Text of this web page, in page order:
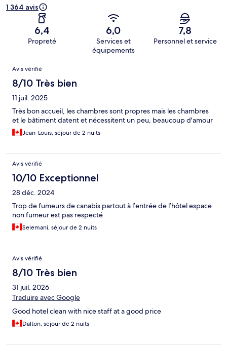
1 364 avis
6,4
Propreté
6,0
Services et
équipements
7,8
Personnel et service
Avis
Avis vérifié
8/10 Très bien
11 juil. 2025
Très bon accueil, les chambres sont propres mais les chambres
et le bâtiment datent et nécessitent un peu, beaucoup d'amour
Jean-Louis, séjour de 2 nuits
Avis vérifié
10/10 Exceptionnel
28 déc. 2024
Trop de fumeurs de canabis partout à l’entrée de l’hôtel espace
non fumeur est pas respecté
Selemani, séjour de 2 nuits
Avis vérifié
8/10 Très bien
31 juil. 2026
Traduire avec Google
Good hotel clean with nice staff at a good price
Dalton, séjour de 2 nuits